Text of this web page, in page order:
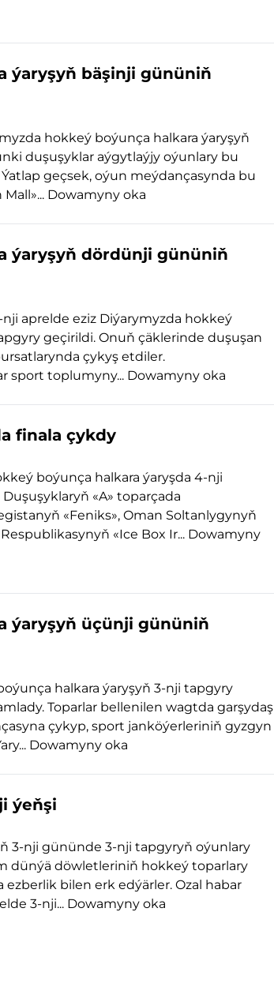
ýaryşyň bäşinji gününiň
hokkeý boýunça halkara ýaryşyň
duşuşyklar aýgytlaýjy oýunlary bu
geçsek, oýun meýdançasynda bu
Dowamyny oka
ýaryşyň dördünji gününiň
nji aprelde eziz Diýarymyzda hokkeý
geçirildi. Onuň çäklerinde duşuşan
çykyş etdiler.
sport toplumyny... Dowamyny oka
finala çykdy
boýunça halkara ýaryşda 4-nji
«A» toparçada
«Feniks», Oman Soltanlygynyň
«Ice Box Ir... Dowamyny
ýaryşyň üçünji gününiň
halkara ýaryşyň 3-nji tapgyry
Toparlar bellenilen wagtda garşydaş
çykyp, sport janköýerleriniň gyzgyn
Dowamyny oka
ýeňşi
3-nji gününde 3-nji tapgyryň oýunlary
dünýä döwletleriniň hokkeý toparlary
bilen erk edýärler. Ozal habar
3-nji... Dowamyny oka